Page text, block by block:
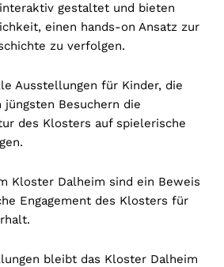
gestaltet und bieten
einen hands-on Ansatz zur
zu verfolgen.
Ausstellungen für Kinder, die
jüngsten Besuchern die
des Klosters auf spielerische
Kloster Dalheim sind ein Beweis
Engagement des Klosters für
bleibt das Kloster Dalheim